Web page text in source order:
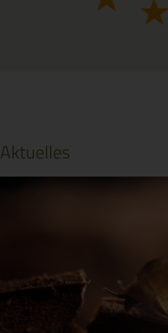
Aktuelles